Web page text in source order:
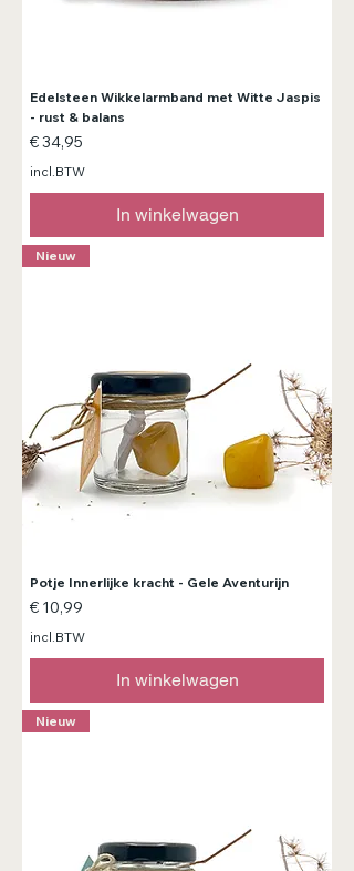
Edelsteen Wikkelarmband met Witte Jaspis
- rust & balans
Prijs
€ 34,95
incl.BTW
In winkelwagen
Nieuw
Potje Innerlijke kracht - Gele Aventurijn
Prijs
€ 10,99
incl.BTW
In winkelwagen
Nieuw